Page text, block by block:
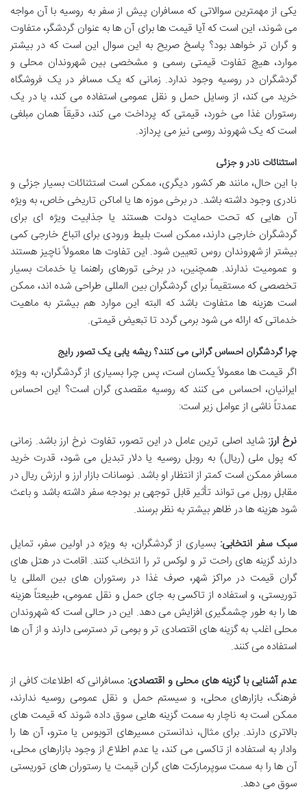
یکی از مهمترین سوالاتی که مسافران پیش از سفر به روسیه با آن مواجه
می شوند، این است که آیا قیمت ها برای آن ها به عنوان گردشگر، متفاوت
و گران تر خواهد بود؟ پاسخ صریح به این سوال این است که در بیشتر
موارد، هیچ تفاوت قیمتی رسمی و مشخصی بین شهروندان محلی و
گردشگران در روسیه وجود ندارد. زمانی که یک مسافر در یک فروشگاه
خرید می کند، از وسایل حمل و نقل عمومی استفاده می کند، یا در یک
رستوران غذا می خورد، قیمتی که پرداخت می کند، دقیقاً همان مبلغی
است که یک شهروند روسی نیز می پردازد.
استثنائات نادر و جزئی
با این حال، مانند هر کشور دیگری، ممکن است استثنائات بسیار جزئی و
نادری وجود داشته باشد. در برخی موزه ها یا اماکن تاریخی خاص، به ویژه
آن هایی که تحت حمایت دولت هستند یا جذابیت ویژه ای برای
گردشگران خارجی دارند، ممکن است بلیط ورودی برای اتباع خارجی کمی
بیشتر از شهروندان روس تعیین شود. این تفاوت ها معمولاً ناچیز هستند
و عمومیت ندارند. همچنین، در برخی تورهای راهنما یا خدمات بسیار
تخصصی که مستقیماً برای گردشگران بین المللی طراحی شده اند، ممکن
است هزینه ها متفاوت باشد که البته این موارد هم بیشتر به ماهیت
خدماتی که ارائه می شود برمی گردد تا تبعیض قیمتی.
چرا گردشگران احساس گرانی می کنند؟ ریشه یابی یک تصور رایج
اگر قیمت ها معمولاً یکسان است، پس چرا بسیاری از گردشگران، به ویژه
ایرانیان، احساس می کنند که روسیه مقصدی گران است؟ این احساس
عمدتاً ناشی از عوامل زیر است:
نرخ ارز: شاید اصلی ترین عامل در این تصور، تفاوت نرخ ارز باشد. زمانی
که پول ملی (ریال) به روبل روسیه یا دلار تبدیل می شود، قدرت خرید
مسافر ممکن است کمتر از انتظار او باشد. نوسانات بازار ارز و ارزش ریال در
مقابل روبل می تواند تأثیر قابل توجهی بر بودجه سفر داشته باشد و باعث
شود هزینه ها در ظاهر بیشتر به نظر برسند.
سبک سفر انتخابی: بسیاری از گردشگران، به ویژه در اولین سفر، تمایل
دارند گزینه های راحت تر و لوکس تر را انتخاب کنند. اقامت در هتل های
گران قیمت در مراکز شهر، صرف غذا در رستوران های بین المللی یا
توریستی، و استفاده از تاکسی به جای حمل و نقل عمومی، طبیعتاً هزینه
ها را به طور چشمگیری افزایش می دهد. این در حالی است که شهروندان
محلی اغلب به گزینه های اقتصادی تر و بومی تر دسترسی دارند و از آن ها
استفاده می کنند.
عدم آشنایی با گزینه های محلی و اقتصادی: مسافرانی که اطلاعات کافی از
فرهنگ، بازارهای محلی، و سیستم حمل و نقل عمومی روسیه ندارند،
ممکن است به ناچار به سمت گزینه هایی سوق داده شوند که قیمت های
بالاتری دارند. برای مثال، ندانستن مسیرهای اتوبوس یا مترو، آن ها را
وادار به استفاده از تاکسی می کند، یا عدم اطلاع از وجود بازارهای محلی،
آن ها را به سمت سوپرمارکت های گران قیمت یا رستوران های توریستی
سوق می دهد.